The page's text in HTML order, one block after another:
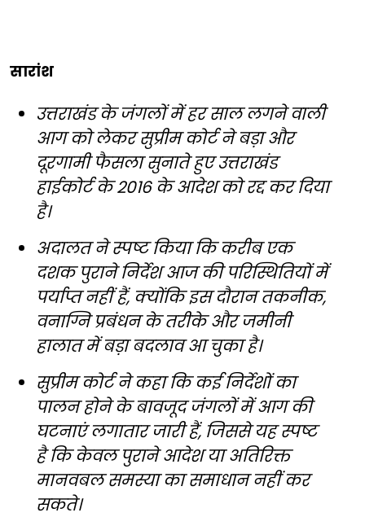
सारांश
उत्तराखंड के जंगलों में हर साल लगने वाली
आग को लेकर सुप्रीम कोर्ट ने बड़ा और
दूरगामी फैसला सुनाते हुए उत्तराखंड
हाईकोर्ट के 2016 के आदेश को रद्द कर दिया
है।
अदालत ने स्पष्ट किया कि करीब एक
दशक पुराने निर्देश आज की परिस्थितियों में
पर्याप्त नहीं हैं, क्योंकि इस दौरान तकनीक,
वनाग्नि प्रबंधन के तरीके और जमीनी
हालात में बड़ा बदलाव आ चुका है।
सुप्रीम कोर्ट ने कहा कि कई निर्देशों का
पालन होने के बावजूद जंगलों में आग की
घटनाएं लगातार जारी हैं, जिससे यह स्पष्ट
है कि केवल पुराने आदेश या अतिरिक्त
मानवबल समस्या का समाधान नहीं कर
सकते।